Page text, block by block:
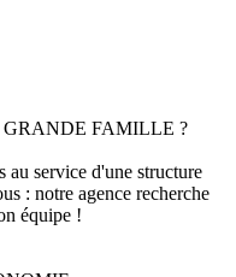
FAMILLE ?
au service d'une structure
: notre agence recherche
équipe !